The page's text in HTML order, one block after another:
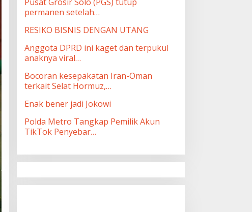
permanen setelah…
RESIKO BISNIS DENGAN UTANG
Anggota DPRD ini kaget dan terpukul
anaknya viral…
Bocoran kesepakatan Iran-Oman
terkait Selat Hormuz,…
Enak bener jadi Jokowi
Polda Metro Tangkap Pemilik Akun
TikTok Penyebar…